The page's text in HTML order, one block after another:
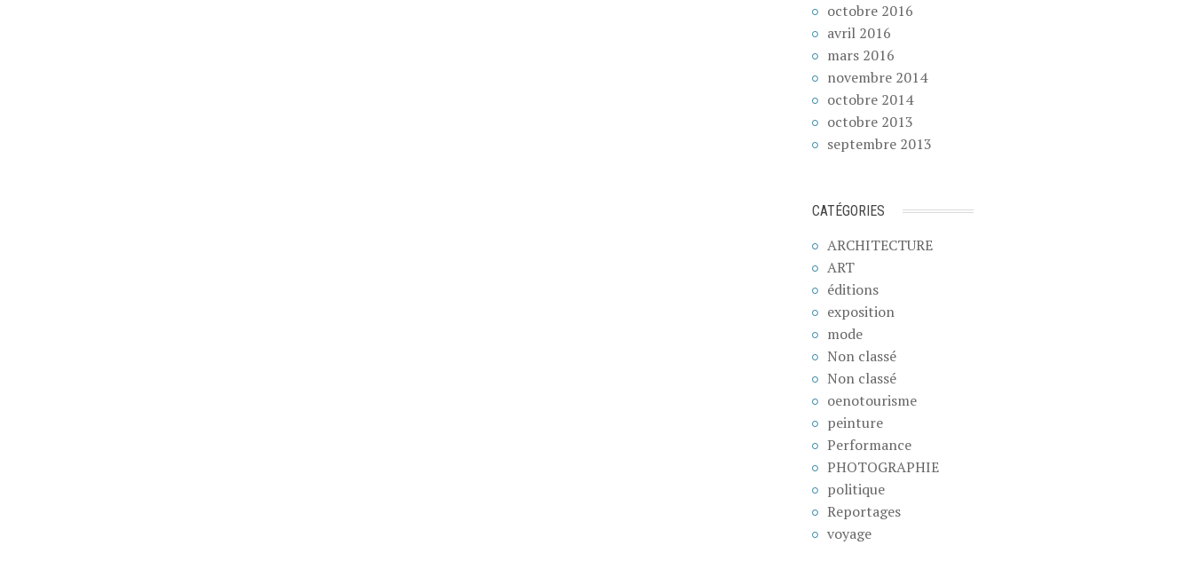
octobre 2016
avril 2016
mars 2016
novembre 2014
octobre 2014
octobre 2013
septembre 2013
CATÉGORIES
ARCHITECTURE
ART
éditions
exposition
mode
Non classé
Non classé
oenotourisme
peinture
Performance
PHOTOGRAPHIE
politique
Reportages
voyage